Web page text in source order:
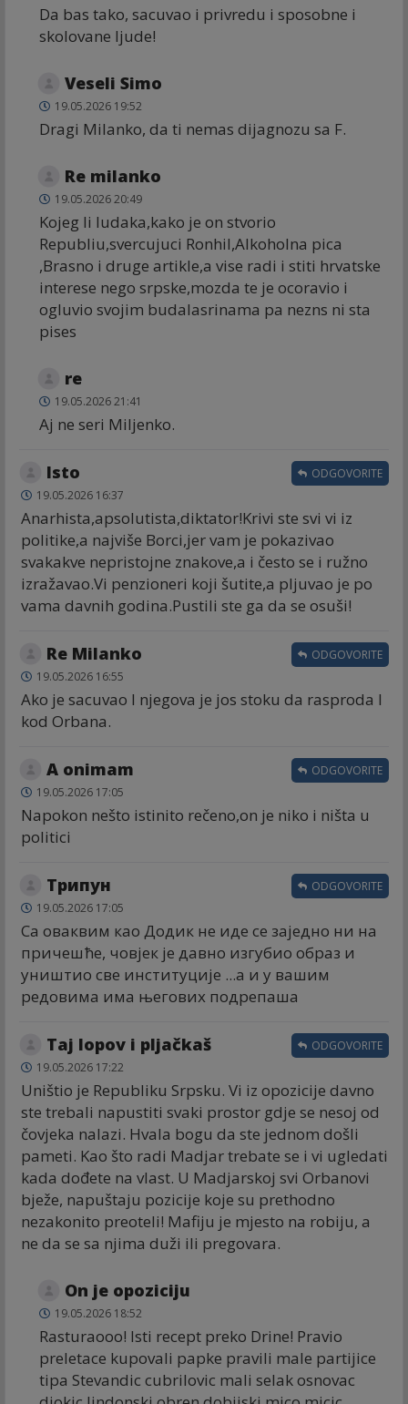
Da bas tako, sacuvao i privredu i sposobne i
skolovane ljude!
Veseli Simo
19.05.2026 19:52
Dragi Milanko, da ti nemas dijagnozu sa F.
Re milanko
19.05.2026 20:49
Kojeg li ludaka,kako je on stvorio
Republiu,svercujuci Ronhil,Alkoholna pica
,Brasno i druge artikle,a vise radi i stiti hrvatske
interese nego srpske,mozda te je ocoravio i
ogluvio svojim budalasrinama pa nezns ni sta
pises
re
19.05.2026 21:41
Aj ne seri Miljenko.
Isto
19.05.2026 16:37
Anarhista,apsolutista,diktator!Krivi ste svi vi iz
politike,a najviše Borci,jer vam je pokazivao
svakakve nepristojne znakove,a i često se i ružno
izražavao.Vi penzioneri koji šutite,a pljuvao je po
vama davnih godina.Pustili ste ga da se osuši!
ODGOVORITE
Re Milanko
19.05.2026 16:55
Ako je sacuvao I njegova je jos stoku da rasproda I
kod Orbana.
ODGOVORITE
A onimam
19.05.2026 17:05
Napokon nešto istinito rečeno,on je niko i ništa u
politici
ODGOVORITE
Трипун
19.05.2026 17:05
Са оваквим као Додик не иде се заједно ни на
причешће, човјек је давно изгубио образ и
уништио све институције ...а и у вашим
редовима има његових подрепаша
ODGOVORITE
Taj lopov i pljačkaš
19.05.2026 17:22
Uništio je Republiku Srpsku. Vi iz opozicije davno
ste trebali napustiti svaki prostor gdje se nesoj od
čovjeka nalazi. Hvala bogu da ste jednom došli
pameti. Kao što radi Madjar trebate se i vi ugledati
kada dođete na vlast. U Madjarskoj svi Orbanovi
bježe, napuštaju pozicije koje su prethodno
nezakonito preoteli! Mafiju je mjesto na robiju, a
ne da se sa njima duži ili pregovara.
ODGOVORITE
On je opoziciju
19.05.2026 18:52
Rasturaooo! Isti recept preko Drine! Pravio
preletace kupovali papke pravili male partijice
tipa Stevandic cubrilovic mali selak osnovac